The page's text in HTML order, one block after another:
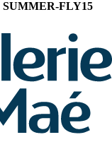
SUMMER-FLY15